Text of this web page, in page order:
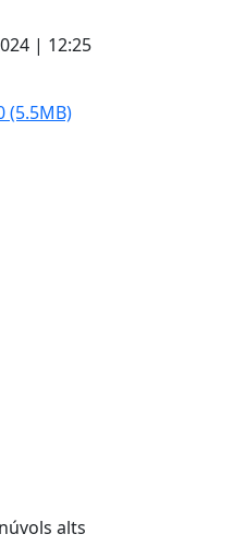
| 12:25
(5.5MB)